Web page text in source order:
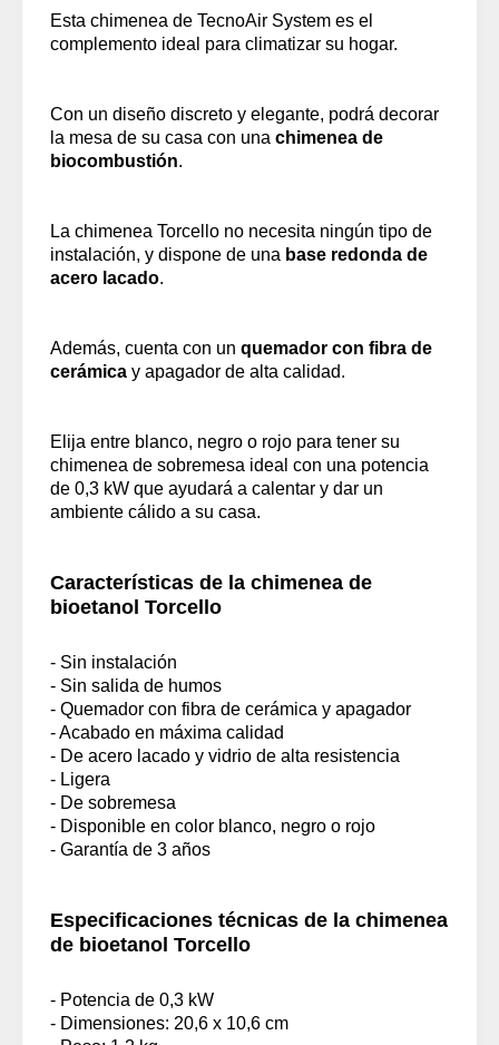
Esta chimenea de TecnoAir System es el
complemento ideal para climatizar su hogar.
Con un diseño discreto y elegante, podrá decorar
la mesa de su casa con una chimenea de
biocombustión.
La chimenea Torcello no necesita ningún tipo de
instalación, y dispone de una base redonda de
acero lacado.
Además, cuenta con un quemador con fibra de
cerámica y apagador de alta calidad.
Elija entre blanco, negro o rojo para tener su
chimenea de sobremesa ideal con una potencia
de 0,3 kW que ayudará a calentar y dar un
ambiente cálido a su casa.
Características de la chimenea de
bioetanol Torcello
- Sin instalación
- Sin salida de humos
- Quemador con fibra de cerámica y apagador
- Acabado en máxima calidad
- De acero lacado y vidrio de alta resistencia
- Ligera
- De sobremesa
- Disponible en color blanco, negro o rojo
- Garantía de 3 años
Especificaciones técnicas de la chimenea
de bioetanol Torcello
- Potencia de 0,3 kW
- Dimensiones: 20,6 x 10,6 cm